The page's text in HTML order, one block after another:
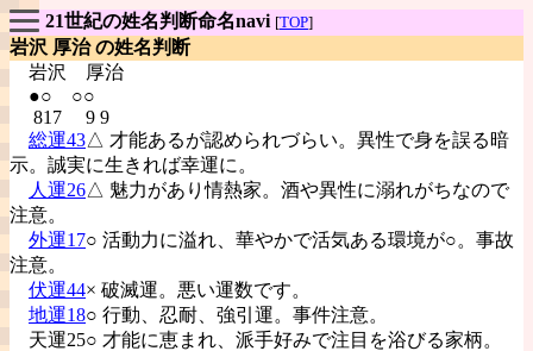
21世紀の姓名判断命名navi [TOP]
岩沢 厚治 の姓名判断
岩沢
厚治
●○ ○○
817 9 9
総運43△ 才能あるが認められづらい。異性で身を誤る暗
示。誠実に生きれば幸運に。
人運26△ 魅力があり情熱家。酒や異性に溺れがちなので
注意。
外運17○ 活動力に溢れ、華やかで活気ある環境が○。事故
注意。
伏運44× 破滅運。悪い運数です。
地運18○ 行動、忍耐、強引運。事件注意。
天運25○ 才能に恵まれ、派手好みで注目を浴びる家柄。